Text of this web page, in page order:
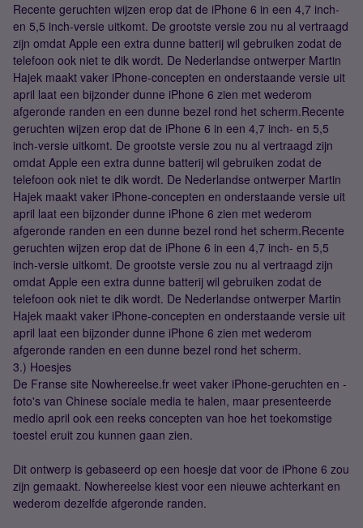
Recente geruchten wijzen erop dat de iPhone 6 in een 4,7 inch-
en 5,5 inch-versie uitkomt. De grootste versie zou nu al vertraagd
zijn omdat Apple een extra dunne batterij wil gebruiken zodat de
telefoon ook niet te dik wordt. De Nederlandse ontwerper Martin
Hajek maakt vaker iPhone-concepten en onderstaande versie uit
april laat een bijzonder dunne iPhone 6 zien met wederom
afgeronde randen en een dunne bezel rond het scherm.Recente
geruchten wijzen erop dat de iPhone 6 in een 4,7 inch- en 5,5
inch-versie uitkomt. De grootste versie zou nu al vertraagd zijn
omdat Apple een extra dunne batterij wil gebruiken zodat de
telefoon ook niet te dik wordt. De Nederlandse ontwerper Martin
Hajek maakt vaker iPhone-concepten en onderstaande versie uit
april laat een bijzonder dunne iPhone 6 zien met wederom
afgeronde randen en een dunne bezel rond het scherm.Recente
geruchten wijzen erop dat de iPhone 6 in een 4,7 inch- en 5,5
inch-versie uitkomt. De grootste versie zou nu al vertraagd zijn
omdat Apple een extra dunne batterij wil gebruiken zodat de
telefoon ook niet te dik wordt. De Nederlandse ontwerper Martin
Hajek maakt vaker iPhone-concepten en onderstaande versie uit
april laat een bijzonder dunne iPhone 6 zien met wederom
afgeronde randen en een dunne bezel rond het scherm.
3.) Hoesjes
De Franse site Nowhereelse.fr weet vaker iPhone-geruchten en -
foto's van Chinese sociale media te halen, maar presenteerde
medio april ook een reeks concepten van hoe het toekomstige
toestel eruit zou kunnen gaan zien.
Dit ontwerp is gebaseerd op een hoesje dat voor de iPhone 6 zou
zijn gemaakt. Nowhereelse kiest voor een nieuwe achterkant en
wederom dezelfde afgeronde randen.